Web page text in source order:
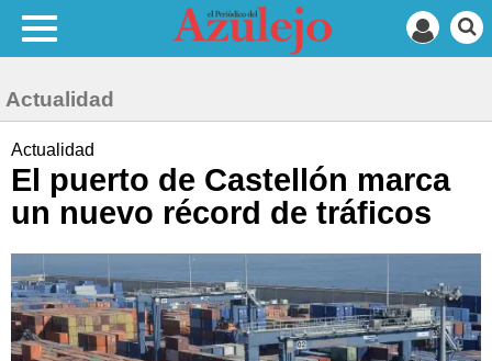
Actualidad
Actualidad
El puerto de Castellón marca
un nuevo récord de tráficos